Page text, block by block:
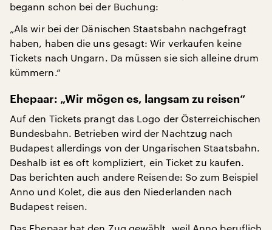
begann schon bei der Buchung:
„Als wir bei der Dänischen Staatsbahn nachgefragt
haben, haben die uns gesagt: Wir verkaufen keine
Tickets nach Ungarn. Da müssen sie sich alleine drum
kümmern.“
Ehepaar: „Wir mögen es, langsam zu reisen“
Auf den Tickets prangt das Logo der Österreichischen
Bundesbahn. Betrieben wird der Nachtzug nach
Budapest allerdings von der Ungarischen Staatsbahn.
Deshalb ist es oft kompliziert, ein Ticket zu kaufen.
Das berichten auch andere Reisende: So zum Beispiel
Anno und Kolet, die aus den Niederlanden nach
Budapest reisen.